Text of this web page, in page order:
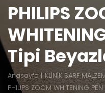
PHILIPS
Tipi
Anasayfa KLİNİK SARF
PHILIPS ZOOM WHITENING